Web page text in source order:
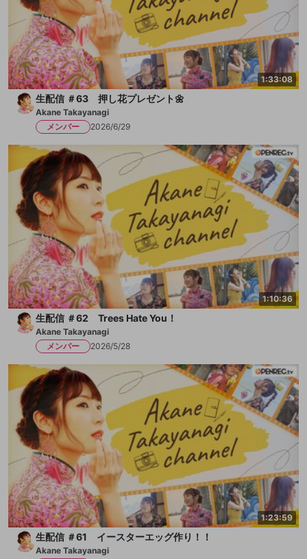
1:33:08
生配信 ＃63 押し花プレゼント🌼
Akane Takayanagi
メンバー
2026/6/29
1:10:36
生配信 ＃62 Trees Hate You！
Akane Takayanagi
メンバー
2026/5/28
1:23:59
生配信 ＃61 イースターエッグ作り！！
Akane Takayanagi